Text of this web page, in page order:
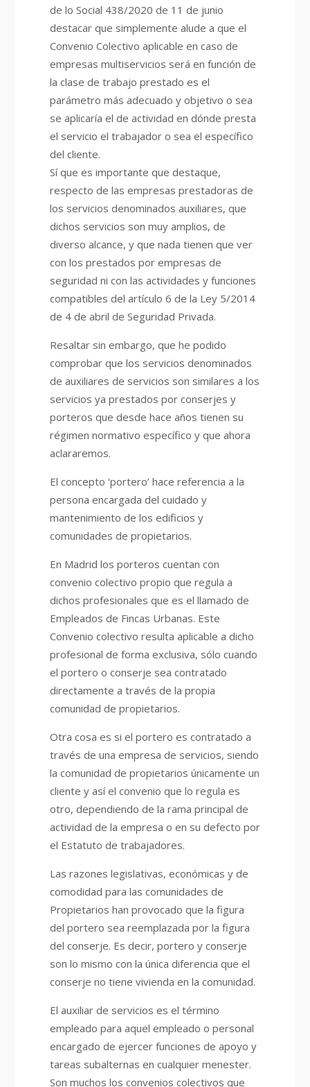
de lo Social 438/2020 de 11 de junio
destacar que simplemente alude a que el
Convenio Colectivo aplicable en caso de
empresas multiservicios será en función de
la clase de trabajo prestado es el
parámetro más adecuado y objetivo o sea
se aplicaría el de actividad en dónde presta
el servicio el trabajador o sea el específico
del cliente.
Sí que es importante que destaque,
respecto de las empresas prestadoras de
los servicios denominados auxiliares, que
dichos servicios son muy amplios, de
diverso alcance, y que nada tienen que ver
con los prestados por empresas de
seguridad ni con las actividades y funciones
compatibles del artículo 6 de la Ley 5/2014
de 4 de abril de Seguridad Privada.
Resaltar sin embargo, que he podido
comprobar que los servicios denominados
de auxiliares de servicios son similares a los
servicios ya prestados por conserjes y
porteros que desde hace años tienen su
régimen normativo específico y que ahora
aclararemos.
El concepto ‘portero’ hace referencia a la
persona encargada del cuidado y
mantenimiento de los edificios y
comunidades de propietarios.
En Madrid los porteros cuentan con
convenio colectivo propio que regula a
dichos profesionales que es el llamado de
Empleados de Fincas Urbanas. Este
Convenio colectivo resulta aplicable a dicho
profesional de forma exclusiva, sólo cuando
el portero o conserje sea contratado
directamente a través de la propia
comunidad de propietarios.
Otra cosa es si el portero es contratado a
través de una empresa de servicios, siendo
la comunidad de propietarios únicamente un
cliente y así el convenio que lo regula es
otro, dependiendo de la rama principal de
actividad de la empresa o en su defecto por
el Estatuto de trabajadores.
Las razones legislativas, económicas y de
comodidad para las comunidades de
Propietarios han provocado que la figura
del portero sea reemplazada por la figura
del conserje. Es decir, portero y conserje
son lo mismo con la única diferencia que el
conserje no tiene vivienda en la comunidad.
El auxiliar de servicios es el término
empleado para aquel empleado o personal
encargado de ejercer funciones de apoyo y
tareas subalternas en cualquier menester.
Son muchos los convenios colectivos que